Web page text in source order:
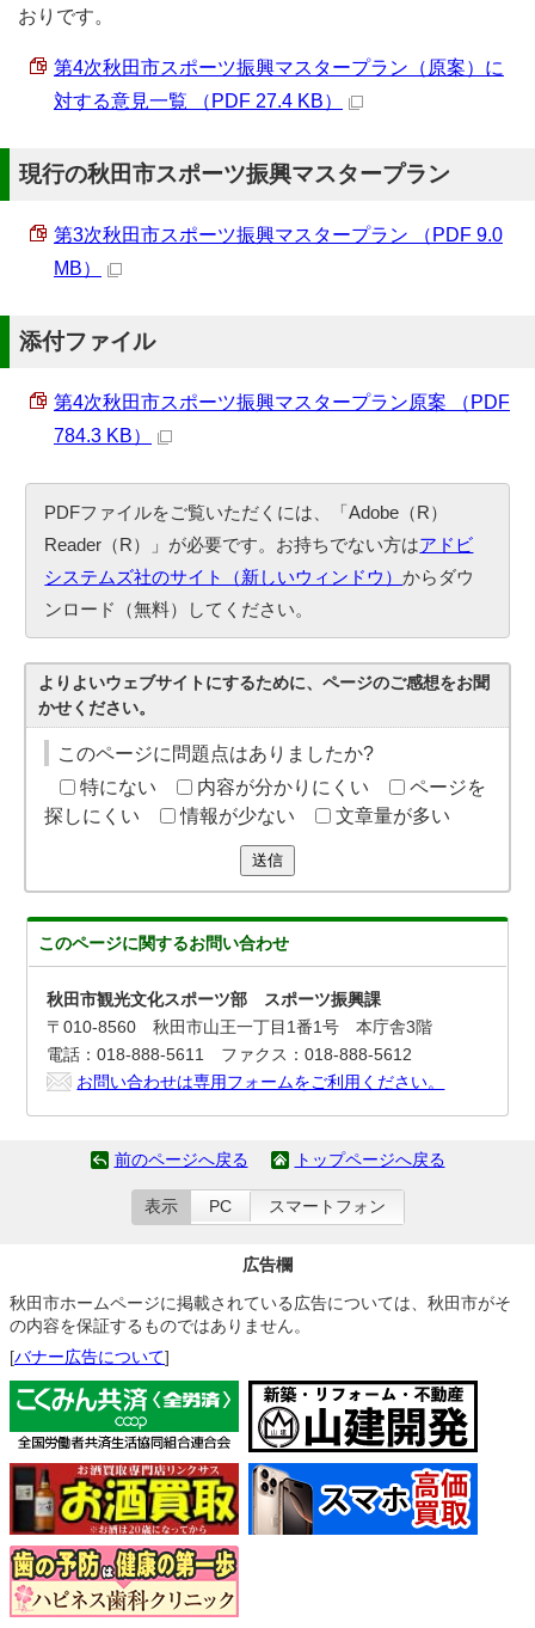
おりです。
第4次秋田市スポーツ振興マスタープラン（原案）に
対する意見一覧 （PDF 27.4 KB）
現行の秋田市スポーツ振興マスタープラン
第3次秋田市スポーツ振興マスタープラン （PDF 9.0
MB）
添付ファイル
第4次秋田市スポーツ振興マスタープラン原案 （PDF
784.3 KB）
PDFファイルをご覧いただくには、「Adobe（R）
Reader（R）」が必要です。お持ちでない方はアドビ
システムズ社のサイト（新しいウィンドウ）からダウ
ンロード（無料）してください。
よりよいウェブサイトにするために、ページのご感想をお聞
かせください。
このページに問題点はありましたか?
特にない
内容が分かりにくい
ページを
探しにくい
情報が少ない 文章量が多い
送信
このページに関するお問い合わせ
秋田市観光文化スポーツ部 スポーツ振興課
〒010-8560 秋田市山王一丁目1番1号 本庁舎3階
電話：018-888-5611 ファクス：018-888-5612
お問い合わせは専用フォームをご利用ください。
前のページへ戻る トップページへ戻る
表示 PC スマートフォン
広告欄
秋田市ホームページに掲載されている広告については、秋田市がそ
の内容を保証するものではありません。
[バナー広告について]